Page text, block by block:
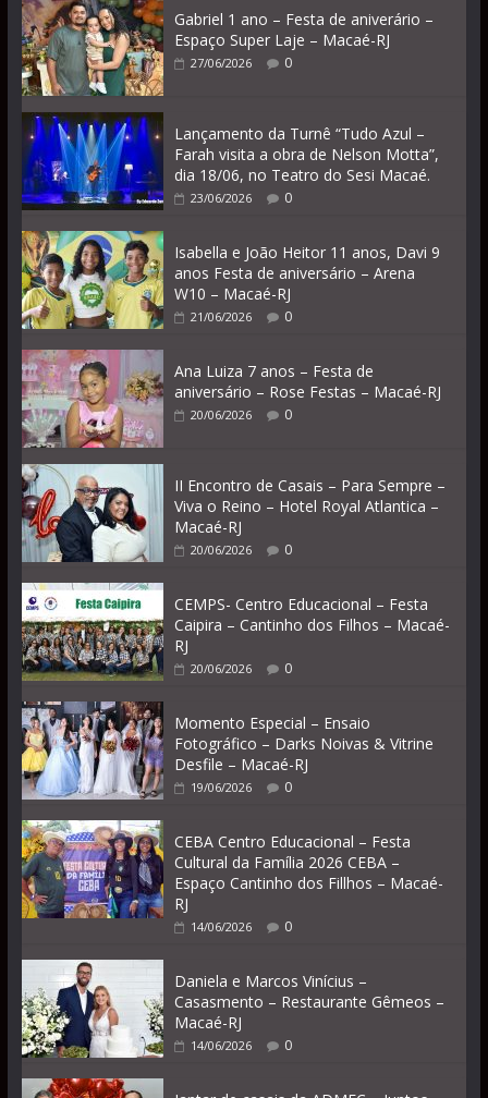
Gabriel 1 ano – Festa de aniverário –
Espaço Super Laje – Macaé-RJ
27/06/2026 0
Lançamento da Turnê “Tudo Azul –
Farah visita a obra de Nelson Motta”,
dia 18/06, no Teatro do Sesi Macaé.
23/06/2026 0
Isabella e João Heitor 11 anos, Davi 9
anos Festa de aniversário – Arena
W10 – Macaé-RJ
21/06/2026 0
Ana Luiza 7 anos – Festa de
aniversário – Rose Festas – Macaé-RJ
20/06/2026 0
II Encontro de Casais – Para Sempre –
Viva o Reino – Hotel Royal Atlantica –
Macaé-RJ
20/06/2026 0
CEMPS- Centro Educacional – Festa
Caipira – Cantinho dos Filhos – Macaé-
RJ
20/06/2026 0
Momento Especial – Ensaio
Fotográfico – Darks Noivas & Vitrine
Desfile – Macaé-RJ
19/06/2026 0
CEBA Centro Educacional – Festa
Cultural da Família 2026 CEBA –
Espaço Cantinho dos Fillhos – Macaé-
RJ
14/06/2026 0
Daniela e Marcos Vinícius –
Casasmento – Restaurante Gêmeos –
Macaé-RJ
14/06/2026 0